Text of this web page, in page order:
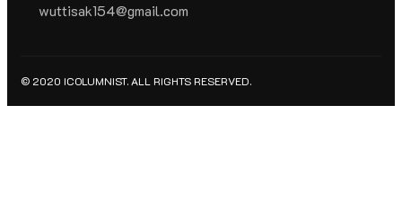
wuttisak154@gmail.com
© 2020 ICOLUMNIST. ALL RIGHTS RESERVED.